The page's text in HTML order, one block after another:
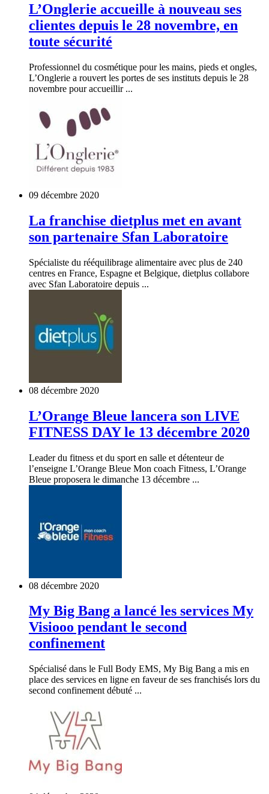
L’Onglerie accueille à nouveau ses
clientes depuis le 28 novembre, en
toute sécurité
Professionnel du cosmétique pour les mains, pieds et ongles,
L’Onglerie a rouvert les portes de ses instituts depuis le 28
novembre pour accueillir ...
09 décembre 2020
La franchise dietplus met en avant
son partenaire Sfan Laboratoire
Spécialiste du rééquilibrage alimentaire avec plus de 240
centres en France, Espagne et Belgique, dietplus collabore
avec Sfan Laboratoire depuis ...
08 décembre 2020
L’Orange Bleue lancera son LIVE
FITNESS DAY le 13 décembre 2020
Leader du fitness et du sport en salle et détenteur de
l’enseigne L’Orange Bleue Mon coach Fitness, L’Orange
Bleue proposera le dimanche 13 décembre ...
08 décembre 2020
My Big Bang a lancé les services My
Visiooo pendant le second
confinement
Spécialisé dans le Full Body EMS, My Big Bang a mis en
place des services en ligne en faveur de ses franchisés lors du
second confinement débuté ...